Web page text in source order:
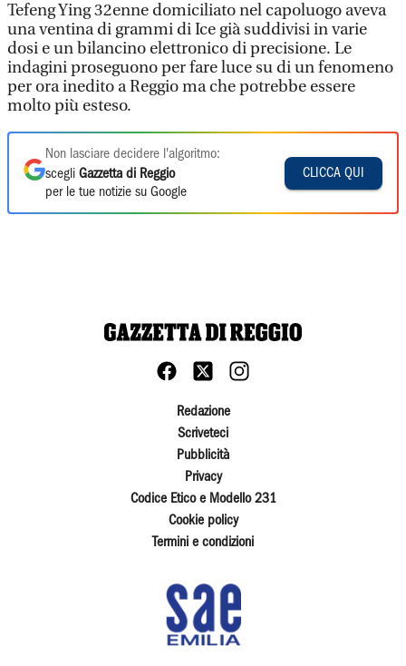
Tefeng Ying 32enne domiciliato nel capoluogo aveva
una ventina di grammi di Ice già suddivisi in varie
dosi e un bilancino elettronico di precisione. Le
indagini proseguono per fare luce su di un fenomeno
per ora inedito a Reggio ma che potrebbe essere
molto più esteso.
Non lasciare decidere l'algoritmo:
scegli Gazzetta di Reggio
per le tue notizie su Google
CLICCA QUI
Redazione
Scriveteci
Pubblicità
Privacy
Codice Etico e Modello 231
Cookie policy
Termini e condizioni